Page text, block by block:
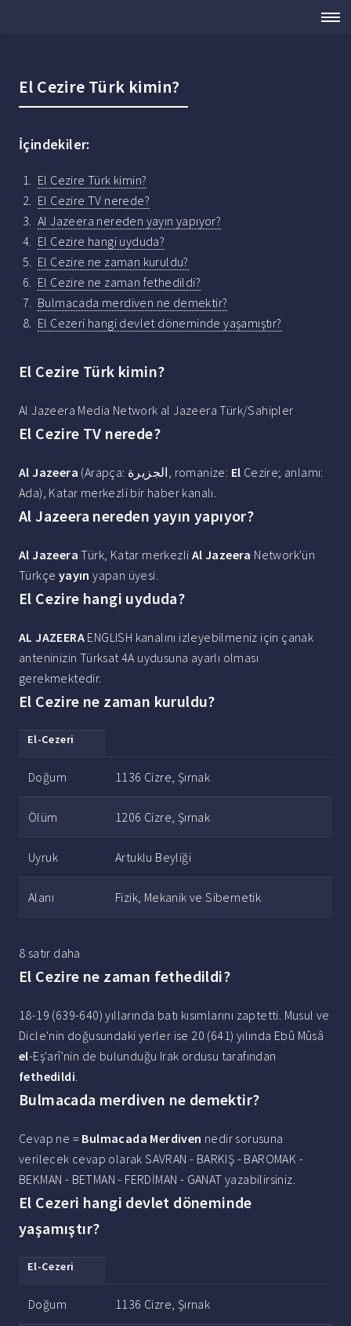
El Cezire Türk kimin?
İçindekiler:
El Cezire Türk kimin?
El Cezire TV nerede?
Al Jazeera nereden yayın yapıyor?
El Cezire hangi uyduda?
El Cezire ne zaman kuruldu?
El Cezire ne zaman fethedildi?
Bulmacada merdiven ne demektir?
El Cezeri hangi devlet döneminde yaşamıştır?
El Cezire Türk kimin?
Al Jazeera Media Network al Jazeera Türk/Sahipler
El Cezire TV nerede?
Al Jazeera (Arapça: الجزيرة, romanize: El Cezire; anlamı:
Ada), Katar merkezli bir haber kanalı.
Al Jazeera nereden yayın yapıyor?
Al Jazeera Türk, Katar merkezli Al Jazeera Network'ün
Türkçe yayın yapan üyesi.
El Cezire hangi uyduda?
AL JAZEERA ENGLISH kanalını izleyebilmeniz için çanak
anteninizin Türksat 4A uydusuna ayarlı olması
gerekmektedir.
El Cezire ne zaman kuruldu?
El-Cezeri
Doğum 1136 Cizre, Şırnak
Ölüm 1206 Cizre, Şırnak
Uyruk Artuklu Beyliği
Alanı Fizik, Mekanik ve Sibernetik
8 satır daha
El Cezire ne zaman fethedildi?
18-19 (639-640) yıllarında batı kısımlarını zaptetti. Musul ve
Dicle'nin doğusundaki yerler ise 20 (641) yılında Ebû Mûsâ
el-Eş'arî'nin de bulunduğu Irak ordusu tarafından
fethedildi.
Bulmacada merdiven ne demektir?
Cevap ne = Bulmacada Merdiven nedir sorusuna
verilecek cevap olarak SAVRAN - BARKIŞ - BAROMAK -
BEKMAN - BETMAN - FERDİMAN - GANAT yazabilirsiniz.
El Cezeri hangi devlet döneminde
yaşamıştır?
El-Cezeri
Doğum 1136 Cizre, Şırnak